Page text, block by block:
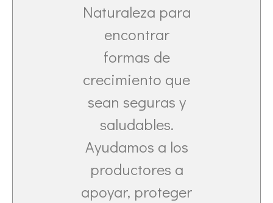
Naturaleza para
encontrar
formas de
crecimiento que
sean seguras y
saludables.
Ayudamos a los
productores a
apoyar, proteger